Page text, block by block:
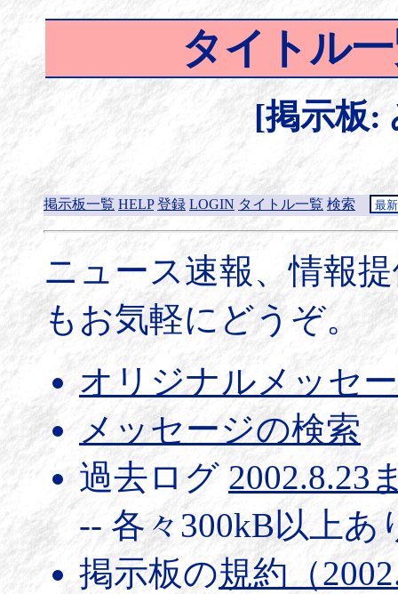
タイトル
[掲示板:
掲示板一覧 HELP 登録 LOGIN タイトル一覧 検索
ニュース速報、情報
もお気軽にどうぞ。
オリジナルメッセ
メッセージの検索
過去ログ 2002.8.23
-- 各々300kB以上あ
掲示板の規約（